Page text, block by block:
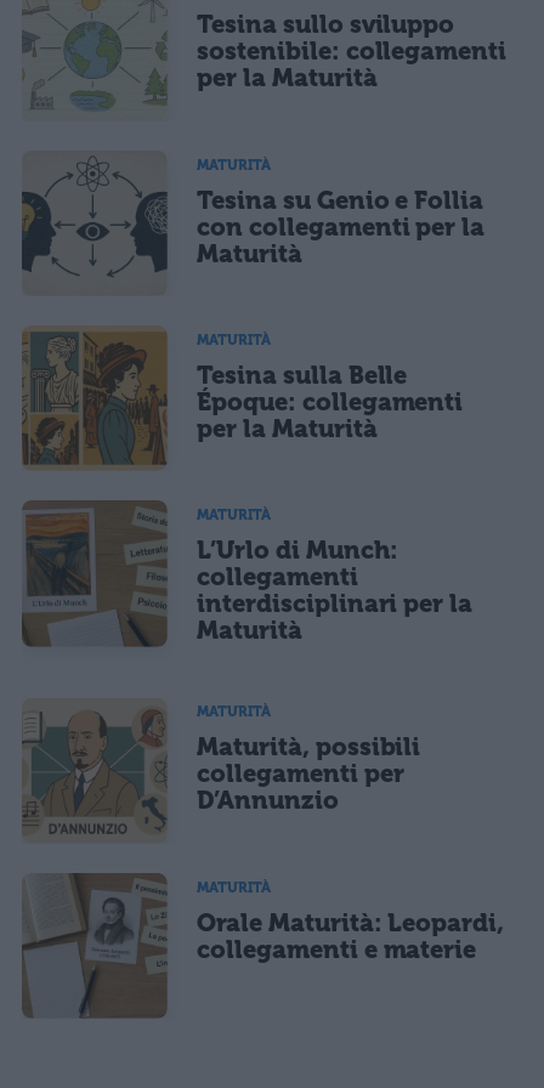
Tesina sullo sviluppo
sostenibile: collegamenti
per la Maturità
MATURITÀ
Tesina su Genio e Follia
con collegamenti per la
Maturità
MATURITÀ
Tesina sulla Belle
Époque: collegamenti
per la Maturità
MATURITÀ
L’Urlo di Munch:
collegamenti
interdisciplinari per la
Maturità
MATURITÀ
Maturità, possibili
collegamenti per
D’Annunzio
MATURITÀ
Orale Maturità: Leopardi,
collegamenti e materie